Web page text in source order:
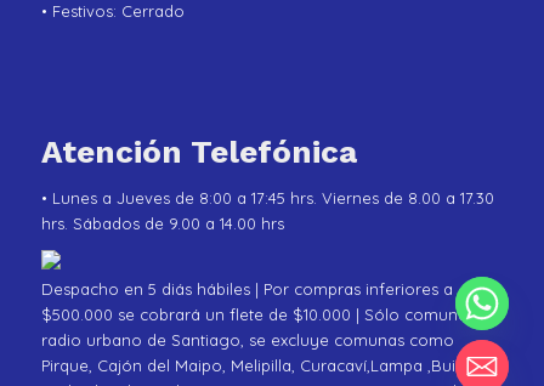
• Festivos: Cerrado
Atención Telefónica
• Lunes a Jueves de 8:00 a 17:45 hrs. Viernes de 8.00 a 17.30
hrs. Sábados de 9.00 a 14.00 hrs
Despacho en 5 diás hábiles | Por compras inferiores a
$500.000 se cobrará un flete de $10.000 | Sólo comunas de
radio urbano de Santiago, se excluye comunas como
Pirque, Cajón del Maipo, Melipilla, Curacaví,Lampa ,Buin